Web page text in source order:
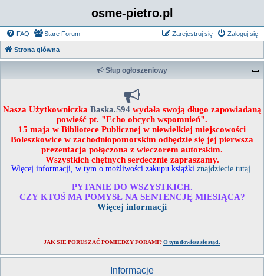
osme-pietro.pl
FAQ Zaloguj się
Zarejestruj się
Stare Forum
Strona główna
Słup ogłoszeniowy
Nasza Użytkowniczka Baska.S94 wydała swoją długo zapowiadaną
powieść pt. "Echo obcych wspomnień".
15 maja w Bibliotece Publicznej w niewielkiej miejscowości
Boleszkowice w zachodniopomorskim odbędzie się jej pierwsza
prezentacja połączona z wieczorem autorskim.
Wszystkich chętnych serdecznie zapraszamy.
Więcej informacji, w tym o możliwości zakupu książki znajdziecie tutaj
PYTANIE DO WSZYSTKICH.
CZY KTOŚ MA POMYSŁ NA SENTENCJĘ MIESIĄCA?
Więcej informacji
JAK SIĘ PORUSZAĆ POMIĘDZY FORAMI? O tym dowiesz się stąd.
Informacje